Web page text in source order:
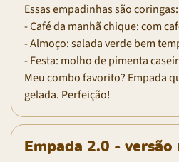
Essas empadinhas são coringas:
- Café da manhã chique: com
- Almoço: salada verde bem
- Festa: molho de pimenta
Meu combo favorito? Empada
gelada. Perfeição!
Empada 2.0 - versão